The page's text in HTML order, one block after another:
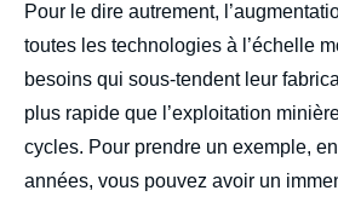
Pour le dire autrement,
toutes les technologies à l’échelle
besoins qui sous-tendent leur
plus rapide que l’exploitation
cycles. Pour prendre un exemple,
années, vous pouvez avoir un